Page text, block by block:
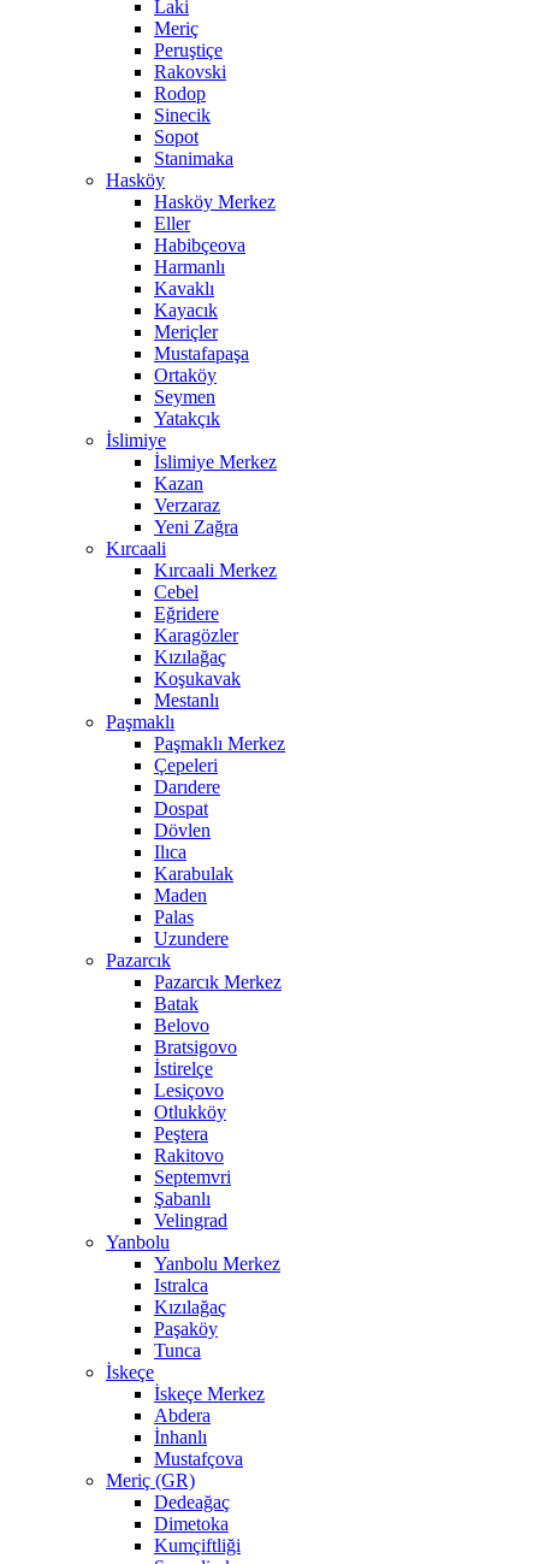
Laki
Meriç
Peruştiçe
Rakovski
Rodop
Sinecik
Sopot
Stanimaka
Hasköy
Hasköy Merkez
Eller
Habibçeova
Harmanlı
Kavaklı
Kayacık
Meriçler
Mustafapaşa
Ortaköy
Seymen
Yatakçık
İslimiye
İslimiye Merkez
Kazan
Verzaraz
Yeni Zağra
Kırcaali
Kırcaali Merkez
Cebel
Eğridere
Karagözler
Kızılağaç
Koşukavak
Mestanlı
Paşmaklı
Paşmaklı Merkez
Çepeleri
Darıdere
Dospat
Dövlen
Ilıca
Karabulak
Maden
Palas
Uzundere
Pazarcık
Pazarcık Merkez
Batak
Belovo
Bratsigovo
İstirelçe
Lesiçovo
Otlukköy
Peştera
Rakitovo
Septemvri
Şabanlı
Velingrad
Yanbolu
Yanbolu Merkez
Istralca
Kızılağaç
Paşaköy
Tunca
İskeçe
İskeçe Merkez
Abdera
İnhanlı
Mustafçova
Meriç (GR)
Dedeağaç
Dimetoka
Kumçiftliği